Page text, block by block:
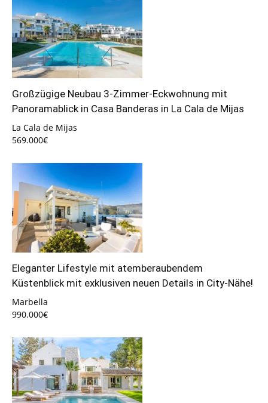
Großzügige Neubau 3-Zimmer-Eckwohnung mit
Panoramablick in Casa Banderas in La Cala de Mijas
La Cala de Mijas
569.000€
Eleganter Lifestyle mit atemberaubendem
Küstenblick mit exklusiven neuen Details in City-Nähe!
Marbella
990.000€